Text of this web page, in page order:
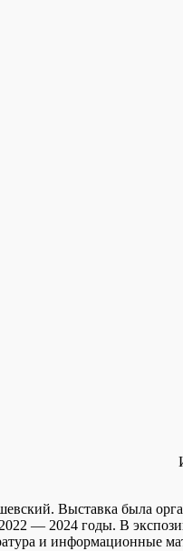
Выставка была
— 2024 годы. В
и информационные